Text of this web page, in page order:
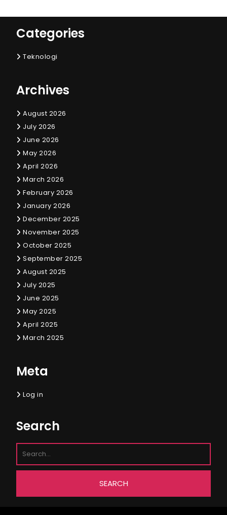
Categories
Teknologi
Archives
August 2026
July 2026
June 2026
May 2026
April 2026
March 2026
February 2026
January 2026
December 2025
November 2025
October 2025
September 2025
August 2025
July 2025
June 2025
May 2025
April 2025
March 2025
Meta
Log in
Search